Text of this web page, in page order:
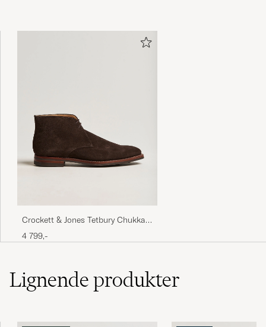
Crockett & Jones Tetbury Chukka
Dark Brown Suede
4 799,-
Lignendeprodukter